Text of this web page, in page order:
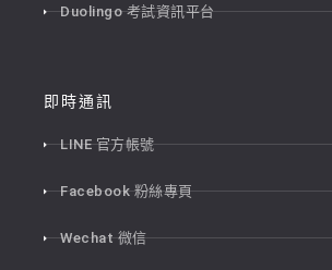
Duolingo 考試資訊平台
即時通訊
LINE 官方帳號
Facebook 粉絲專頁
Wechat 微信